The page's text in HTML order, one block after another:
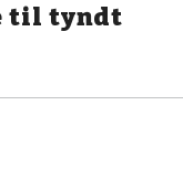
til tyndt